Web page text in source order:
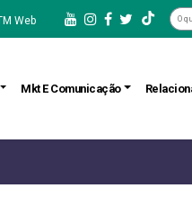
Web
Mkt E Comunicação